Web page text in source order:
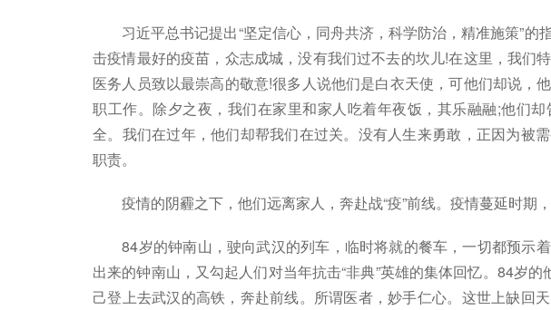
习近平总书记提出“坚定信心，同舟共济，科学防治，精准施策”的
击疫情最好的疫苗，众志成城，没有我们过不去的坎儿!在这里，我们
医务人员致以最崇高的敬意!很多人说他们是白衣天使，可他们却说，
职工作。除夕之夜，我们在家里和家人吃着年夜饭，其乐融融;他们
全。我们在过年，他们却帮我们在过关。没有人生来勇敢，正因为被
职责。
疫情的阴霾之下，他们远离家人，奔赴战“疫”前线。疫情蔓延时期，
84岁的钟南山，驶向武汉的列车，临时将就的餐车，一切都预示
出来的钟南山，又勾起人们对当年抗击“非典”英雄的集体回忆。84岁的
己登上去武汉的高铁，奔赴前线。所谓医者，妙手仁心。这世上缺回